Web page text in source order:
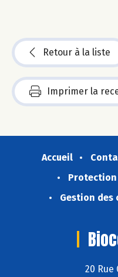
Retour à la liste
Imprimer la
Accueil
Protection
Gestion des
20 Rue